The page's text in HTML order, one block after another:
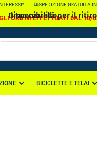
SPEDIZIONE GRATUITA IN
GLI ORDINI EFFETTUATI DAL 10/
BICICLETTE E TELAI
Il tuo carrello
Il tuo
Disponibilità per il ritiro
Scarpe Scott Mtb Heater
Sede di Casapulla
Via Nazionale Appia 114